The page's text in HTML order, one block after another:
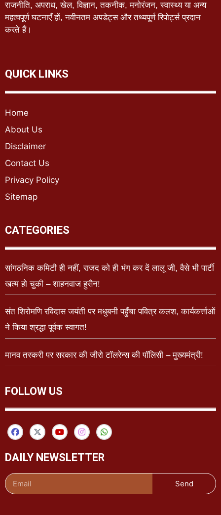
राजनीति, अपराध, खेल, विज्ञान, तकनीक, मनोरंजन, स्वास्थ्य या अन्य
महत्वपूर्ण घटनाएँ हों, नवीनतम अपडेट्स और तथ्यपूर्ण रिपोर्ट्स प्रदान
करते हैं।
QUICK LINKS
Home
About Us
Disclaimer
Contact Us
Privacy Policy
Sitemap
CATEGORIES
सांगठनिक कमिटी ही नहीं, राजद को ही भंग कर दें लालू जी, वैसे भी पार्टी
खत्म हो चुकी – शाहनवाज हुसैन!
संत शिरोमणि रविदास जयंती पर मधुबनी पहुँचा पवित्र कलश, कार्यकर्त्ताओं
ने किया श्रद्धा पूर्वक स्वागत!
मानव तस्करी पर सरकार की जीरो टॉलरेन्स की पॉलिसी – मुख्यमंत्री!
FOLLOW US
DAILY NEWSLETTER
Send